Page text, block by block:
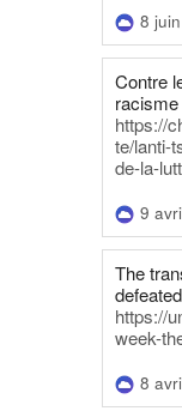
8
Contre
https://
te/lanti-
de-la-
9
The
https://
week-
8